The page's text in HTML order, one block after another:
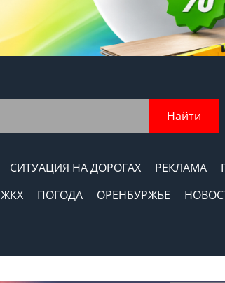
Найти
СИТУАЦИЯ НА ДОРОГАХ РЕКЛАМА
ЖКХ ПОГОДА ОРЕНБУРЖЬЕ